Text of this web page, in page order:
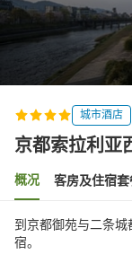
城市酒店
京都索拉利亚
概况 客房及住宿套
到京都御苑与二条
宿。